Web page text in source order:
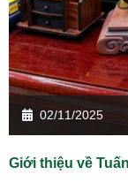
02/11/2025
Giới thiệu về